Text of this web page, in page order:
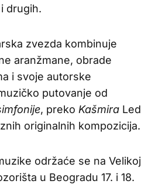
drugih.
zvezda kombinuje
aranžmane, obrade
i svoje autorske
putovanje od
, preko Kašmira Led
originalnih kompozicija.
održaće se na Velikoj
u Beogradu 17. i 18.